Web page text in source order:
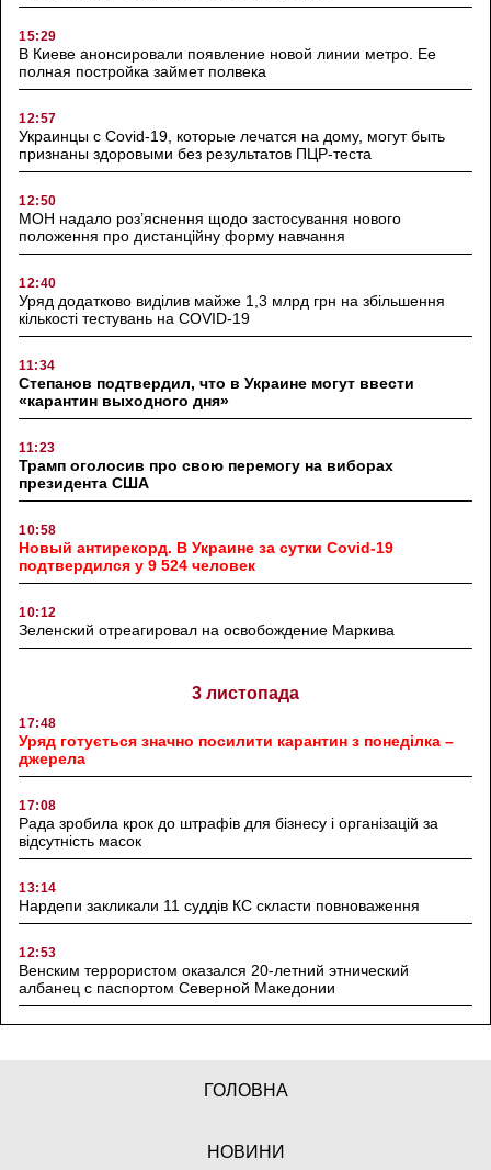
15:29
В Киеве анонсировали появление новой линии метро. Ее
полная постройка займет полвека
12:57
Украинцы с Covid-19, которые лечатся на дому, могут быть
признаны здоровыми без результатов ПЦР-теста
12:50
МОН надало роз’яснення щодо застосування нового
положення про дистанційну форму навчання
12:40
Уряд додатково виділив майже 1,3 млрд грн на збільшення
кількості тестувань на COVID-19
11:34
Степанов подтвердил, что в Украине могут ввести
«карантин выходного дня»
11:23
Трамп оголосив про свою перемогу на виборах
президента США
10:58
Новый антирекорд. В Украине за сутки Covid-19
подтвердился у 9 524 человек
10:12
Зеленский отреагировал на освобождение Маркива
3 листопада
17:48
Уряд готується значно посилити карантин з понеділка –
джерела
17:08
Рада зробила крок до штрафів для бізнесу і організацій за
відсутність масок
13:14
Нардепи закликали 11 суддів КС скласти повноваження
12:53
Венским террористом оказался 20-летний этнический
албанец с паспортом Северной Македонии
ГОЛОВНА
НОВИНИ